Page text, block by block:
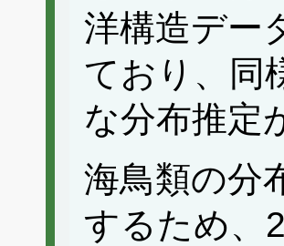
洋構造デー
ており、同
な分布推定
海鳥類の分
するため、